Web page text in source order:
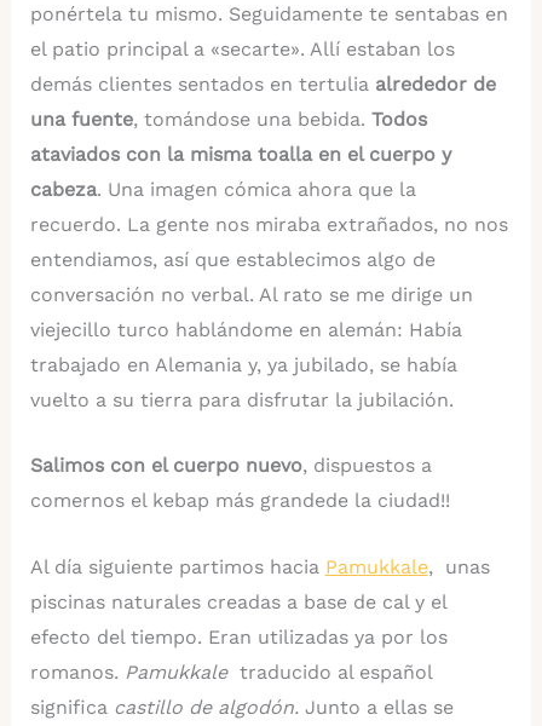
ponértela tu mismo. Seguidamente te sentabas en
el patio principal a «secarte». Allí estaban los
demás clientes sentados en tertulia alrededor de
una fuente, tomándose una bebida. Todos
ataviados con la misma toalla en el cuerpo y
cabeza. Una imagen cómica ahora que la
recuerdo. La gente nos miraba extrañados, no nos
entendiamos, así que establecimos algo de
conversación no verbal. Al rato se me dirige un
viejecillo turco hablándome en alemán: Había
trabajado en Alemania y, ya jubilado, se había
vuelto a su tierra para disfrutar la jubilación.
Salimos con el cuerpo nuevo, dispuestos a
comernos el kebap más grandede la ciudad!!
Al día siguiente partimos hacia Pamukkale, unas
piscinas naturales creadas a base de cal y el
efecto del tiempo. Eran utilizadas ya por los
romanos. Pamukkale traducido al español
significa castillo de algodón. Junto a ellas se